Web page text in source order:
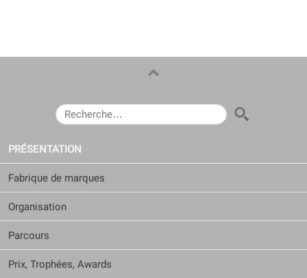
RECHERCHER :
PRÉSENTATION
Fabrique de marques
Organisation
Parcours
Prix, Trophées, Awards